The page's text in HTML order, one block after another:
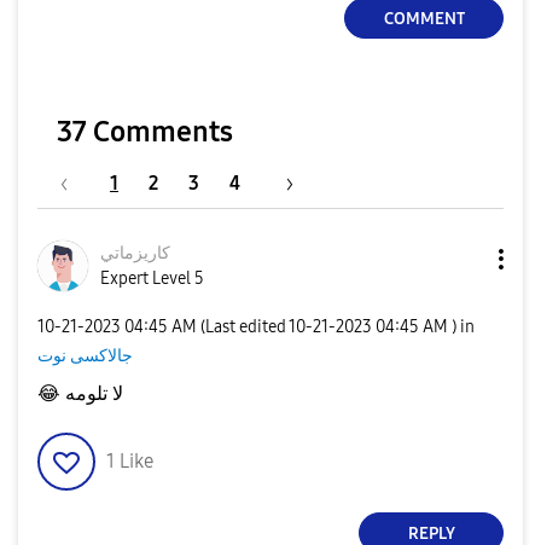
COMMENT
37 Comments
1 2 3 4
كاريزماتي
Expert Level 5
‎10-21-2023 04:45 AM (Last edited ‎10-21-2023 04:45 AM ) in
جالاكسى نوت
😂 لا تلومه
1 Like
REPLY